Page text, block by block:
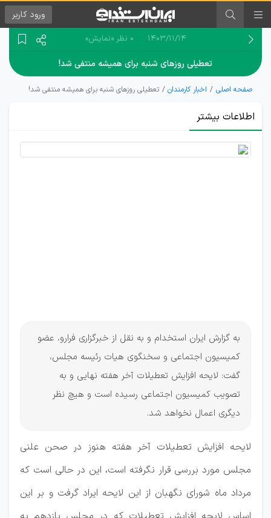
ورود کاربر
۱۴۰۳/۱۱/۱۴ 0 نظر «نمایش»
تعطیلی روزهای شنبه برای همیشه منتفی شد!
صفحه اصلی اخبار کارمندان تعطیلی روزهای شنبه برای همیشه منتفی شد!
اطلاعات بیشتر
لایحه
به گزارش ایران استخدام و به نقل از خبرگزاری فرارو، عضو
کمیسیون اجتماعی و سخنگوی هیات رئیسه مجلس،
گفت: لایحه افزایش تعطیلات آخر هفته نهایی و به
تصویب کمیسیون اجتماعی رسیده است و هیچ نظر
دیگری اعمال نخواهد شد.
لایحه افزایش تعطیلات آخر هفته هنوز در صحن علنی
مجلس مورد بررسی قرار نگرفته است، این در حالی است که
مرداد ماه شورای نگهبان از این لایحه ایراد گرفت و بر این